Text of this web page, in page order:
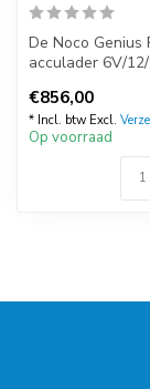
De Noco Genius
acculader 6V/
compa...
€856,00
* Incl. btw Excl.
Op voorraad